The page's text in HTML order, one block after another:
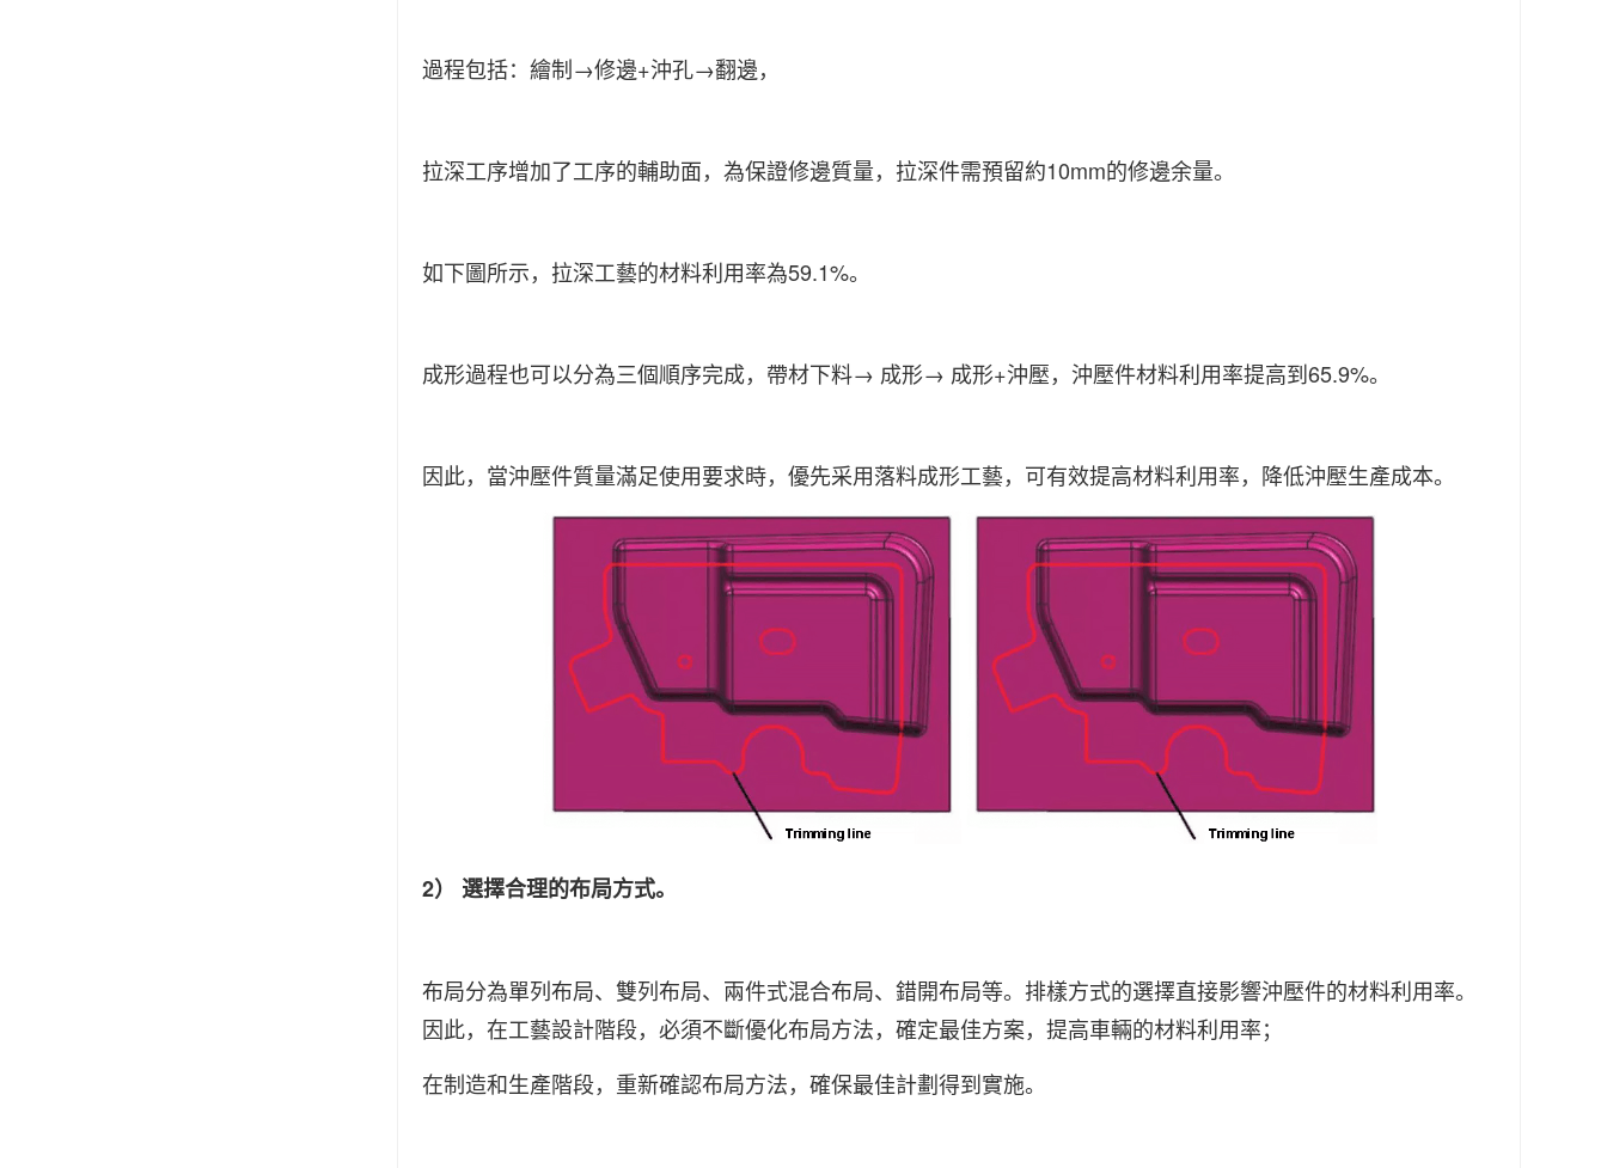
過程包括：繪制→修邊+沖孔→翻邊，
拉深工序增加了工序的輔助面，為保證修邊質量，拉深件需預留約10mm的修邊余量。
如下圖所示，拉深工藝的材料利用率為59.1%。
成形過程也可以分為三個順序完成，帶材下料→ 成形→ 成形+沖壓，沖壓件材料利用率提高到65.9%。
因此，當沖壓件質量滿足使用要求時，優先采用落料成形工藝，可有效提高材料利用率，降低沖壓生產成本。
2） 選擇合理的布局方式。
布局分為單列布局、雙列布局、兩件式混合布局、錯開布局等。 排樣方式的選擇直接影響沖壓件的材料利用率。
因此，在工藝設計階段，必須不斷優化布局方法，確定最佳方案，提高車輛的材料利用率；
在制造和生產階段，重新確認布局方法，確保最佳計劃得到實施。